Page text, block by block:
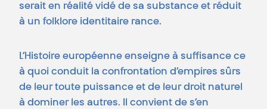
serait en réalité vidé de sa substance et réduit
à un folklore identitaire rance.
L’Histoire européenne enseigne à suffisance ce
à quoi conduit la confrontation d’empires sûrs
de leur toute puissance et de leur droit naturel
à dominer les autres. Il convient de s’en